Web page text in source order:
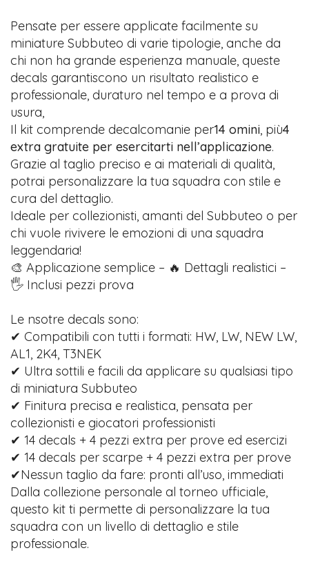
Pensate per essere applicate facilmente su
miniature Subbuteo di varie tipologie, anche da
chi non ha grande esperienza manuale, queste
decals garantiscono un risultato realistico e
professionale, duraturo nel tempo e a prova di
usura,
Il kit comprende decalcomanie per14 omini, più4
extra gratuite per esercitarti nell’applicazione.
Grazie al taglio preciso e ai materiali di qualità,
potrai personalizzare la tua squadra con stile e
cura del dettaglio.
Ideale per collezionisti, amanti del Subbuteo o per
chi vuole rivivere le emozioni di una squadra
leggendaria!
🎨 Applicazione semplice – 🔥 Dettagli realistici –
🖐️ Inclusi pezzi prova
Le nsotre decals sono:
✔ Compatibili con tutti i formati: HW, LW, NEW LW,
AL1, 2K4, T3NEK
✔ Ultra sottili e facili da applicare su qualsiasi tipo
di miniatura Subbuteo
✔ Finitura precisa e realistica, pensata per
collezionisti e giocatori professionisti
✔ 14 decals + 4 pezzi extra per prove ed esercizi
✔ 14 decals per scarpe + 4 pezzi extra per prove
✔Nessun taglio da fare: pronti all’uso, immediati
Dalla collezione personale al torneo ufficiale,
questo kit ti permette di personalizzare la tua
squadra con un livello di dettaglio e stile
professionale.